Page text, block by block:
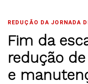
REDUÇÃO DA JORNADA
Fim da
redução
e